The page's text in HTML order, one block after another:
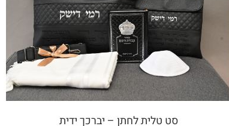
סט טלית לחתן – יברכך ידית